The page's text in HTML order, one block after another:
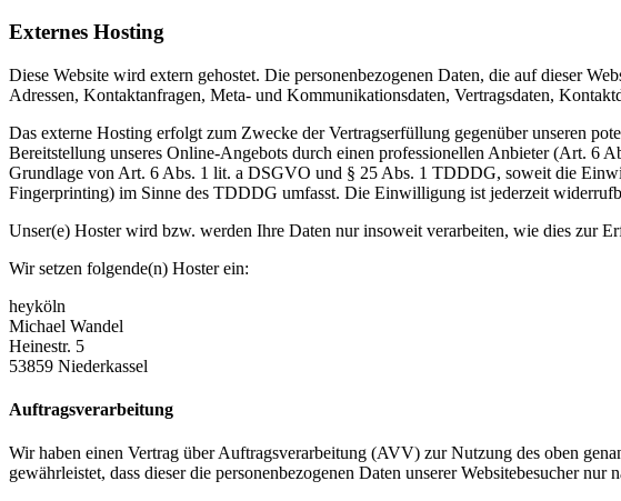
Externes Hosting
Diese Website wird extern gehostet. Die personenbezogenen Daten, die auf dieser
Adressen, Kontaktanfragen, Meta- und Kommunikationsdaten, Vertragsdaten,
Das externe Hosting erfolgt zum Zwecke der Vertragserfüllung gegenüber unseren
Bereitstellung unseres Online-Angebots durch einen professionellen Anbieter (Art. 6
Grundlage von Art. 6 Abs. 1 lit. a DSGVO und § 25 Abs. 1 TDDDG, soweit die
Fingerprinting) im Sinne des TDDDG umfasst. Die Einwilligung ist jederzeit
Unser(e) Hoster wird bzw. werden Ihre Daten nur insoweit verarbeiten, wie dies zur
Wir setzen folgende(n) Hoster ein:
heyköln
Michael Wandel
Heinestr. 5
53859 Niederkassel
Auftragsverarbeitung
Wir haben einen Vertrag über Auftragsverarbeitung (AVV) zur Nutzung des oben
gewährleistet, dass dieser die personenbezogenen Daten unserer Websitebesucher